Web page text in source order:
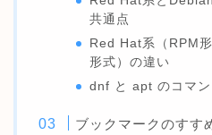
共通点
Red Hat系（RPM
形式）の違い
dnf と apt のコマン
ブックマークのすす